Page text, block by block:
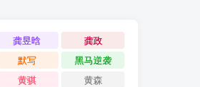
龚昱晗
龚政
默写
黑马逆袭
黄骐
黄森